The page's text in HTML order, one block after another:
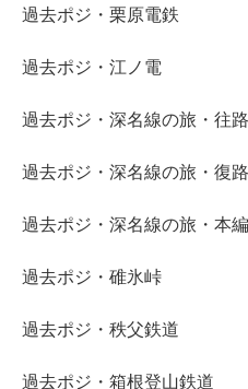
過去ポジ・栗原電鉄
過去ポジ・江ノ電
過去ポジ・深名線の旅・往路
過去ポジ・深名線の旅・復路
過去ポジ・深名線の旅・本編
過去ポジ・碓氷峠
過去ポジ・秩父鉄道
過去ポジ・箱根登山鉄道